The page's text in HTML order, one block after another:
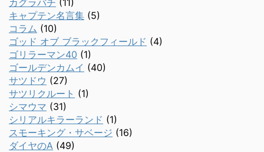
カグラバチ (11)
キャプテン名言集 (5)
コラム (10)
ゴッド オブ ブラックフィールド (4)
ゴリラーマン40 (1)
ゴールデンカムイ (40)
サツドウ (27)
サツリクルート (1)
シマウマ (31)
シリアルキラーランド (1)
スモーキング・サベージ (16)
ダイヤのA (49)